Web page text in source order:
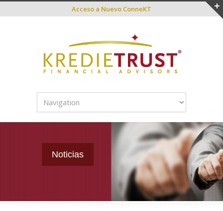
Acceso a Nuevo ConneKT
Noticias